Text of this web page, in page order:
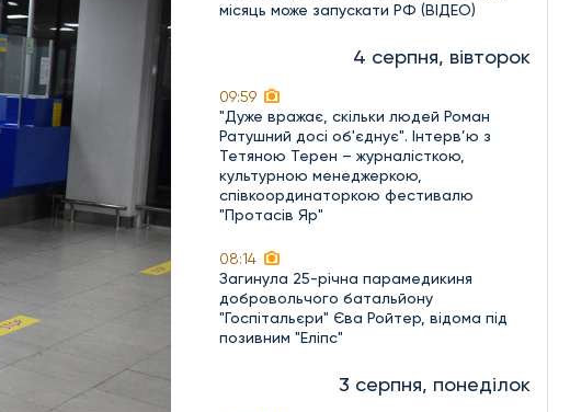
місяць може запускати РФ (ВІДЕО)
4 серпня, вівторок
09:59
"Дуже вражає, скільки людей Роман
Ратушний досі об'єднує". Інтерв’ю з
Тетяною Терен – журналісткою,
культурною менеджеркою,
співкоординаторкою фестивалю
"Протасів Яр"
08:14
Загинула 25-річна парамедикиня
добровольчого батальйону
"Госпітальєри" Єва Ройтер, відома під
позивним "Еліпс"
3 серпня, понеділок